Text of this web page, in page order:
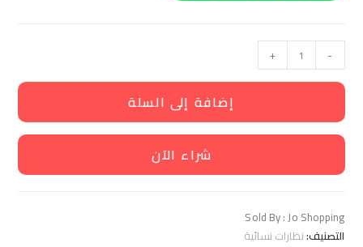
-
+
إضافة إلى السلة
شراء الآن
Sold By : Jo Shopping
التصنيف:نظارات نسائية